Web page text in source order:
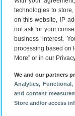
technologies to
on this website, IP
not ask for your
business interest.
processing based on
More” or in our
We and our partners
Analytics, Functional,
and content
Store and/or access
25 juni 2026
Laatste